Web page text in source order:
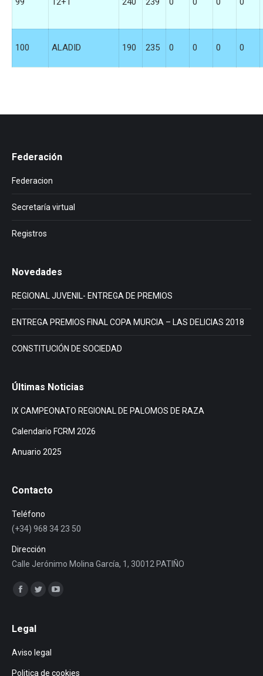
100 ALADID 190 235 0 0 0 0
Federación
Federacion
Secretaría virtual
Registros
Novedades
REGIONAL JUVENIL- ENTREGA DE PREMIOS
ENTREGA PREMIOS FINAL COPA MURCIA – LAS DELICIAS 2018
CONSTITUCIÓN DE SOCIEDAD
Últimas Noticias
IX CAMPEONATO REGIONAL DE PALOMOS DE RAZA
Calendario FCRM 2026
Anuario 2025
Contacto
Teléfono
(+34) 968 34 23 50
Dirección
Calle Jerónimo Molina García, 1, 30012 PATIÑO
Encuéntranos en:
Facebook
opens
new
window
Twitter
new
windowwindow
Legal
Aviso legal
Politica de cookies